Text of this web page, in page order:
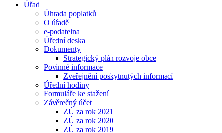
Úřad
Úhrada poplatků
O úřadě
e-podatelna
Úřední deska
Dokumenty
Strategický plán rozvoje obce
Povinné informace
Zveřejnění poskytnutých informací
Úřední hodiny
Formuláře ke stažení
Závěrečný účet
ZÚ za rok 2021
ZÚ za rok 2020
ZÚ za rok 2019